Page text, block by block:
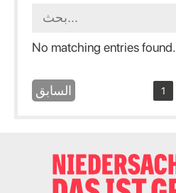
No matching entries found.
السابق 1